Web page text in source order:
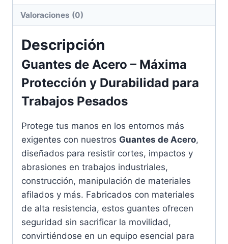
Valoraciones (0)
Descripción
Guantes de Acero – Máxima
Protección y Durabilidad para
Trabajos Pesados
Protege tus manos en los entornos más
exigentes con nuestros Guantes de Acero,
diseñados para resistir cortes, impactos y
abrasiones en trabajos industriales,
construcción, manipulación de materiales
afilados y más. Fabricados con materiales
de alta resistencia, estos guantes ofrecen
seguridad sin sacrificar la movilidad,
convirtiéndose en un equipo esencial para